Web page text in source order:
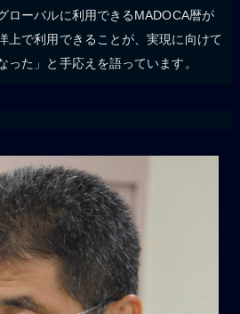
ローバルに利用できるMADOCA暦が
上で利用できることが、実現に向けて
った」と手応えを語っています。